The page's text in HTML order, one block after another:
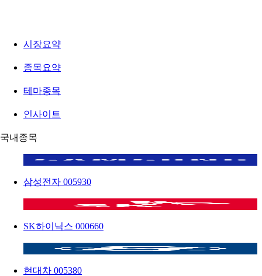
시장요약
종목요약
테마종목
인사이트
국내종목
삼성전자 005930
SK하이닉스 000660
현대차 005380